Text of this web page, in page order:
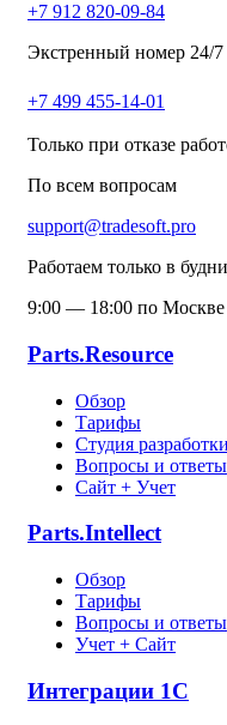
+7 912 820-09-84
Экстренный номер 24/7
+7 499 455-14-01
Только при отказе
По всем вопросам
support@tradesoft.pro
Работаем только в
9:00 — 18:00 по Москве
Parts.Resource
Обзор
Тарифы
Студия разработки
Вопросы и ответы
Сайт + Учет
Parts.Intellect
Обзор
Тарифы
Вопросы и ответы
Учет + Сайт
Интеграции 1С